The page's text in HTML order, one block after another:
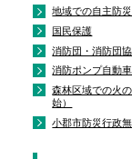
地域での自主防
国民保護
消防団・消防団
消防ポンプ自動
森林区域での火
始）
小郡市防災行政